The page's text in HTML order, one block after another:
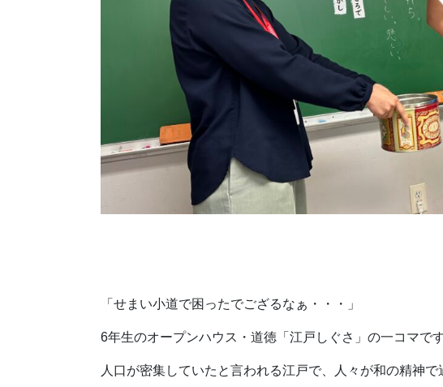
「せまい小道で困ったでござるなぁ・・・」
6年生のオープンハウス・道徳「江戸しぐさ」の一コマです
人口が密集していたと言われる江戸で、人々が和の精神で